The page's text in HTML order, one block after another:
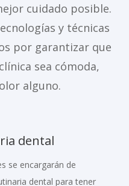
cuidado posible.
y técnicas
por garantizar que
sea cómoda,
alguno.
dental
se encargarán de
dental para tener